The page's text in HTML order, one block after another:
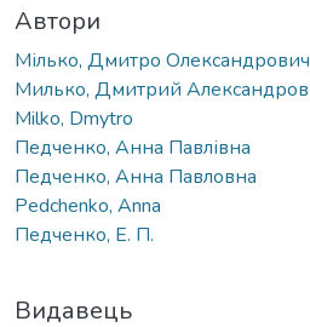
Автори
Мілько, Дмитро Олександрович
Милько, Дмитрий
Milko, Dmytro
Педченко, Анна Павлівна
Педченко, Анна Павловна
Pedchenko, Anna
Педченко, Е. П.
Видавець